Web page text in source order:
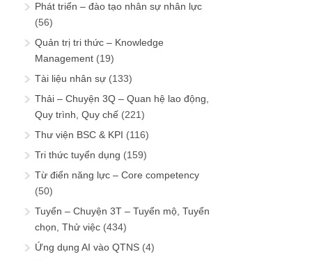
Phát triển – đào tạo nhân sự nhân lực
(56)
Quản trị tri thức – Knowledge
Management (19)
Tài liệu nhân sự (133)
Thải – Chuyện 3Q – Quan hệ lao động,
Quy trình, Quy chế (221)
Thư viện BSC & KPI (116)
Tri thức tuyển dụng (159)
Từ điển năng lực – Core competency
(50)
Tuyển – Chuyện 3T – Tuyển mộ, Tuyển
chọn, Thử việc (434)
Ứng dụng AI vào QTNS (4)